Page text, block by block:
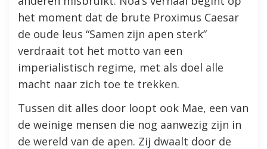
het moment dat de brute Proximus Caesar
de oude leus “Samen zijn apen sterk”
verdraait tot het motto van een
imperialistisch regime, met als doel alle
macht naar zich toe te trekken.
Tussen dit alles door loopt ook Mae, een van
de weinige mensen die nog aanwezig zijn in
de wereld van de apen. Zij dwaalt door de